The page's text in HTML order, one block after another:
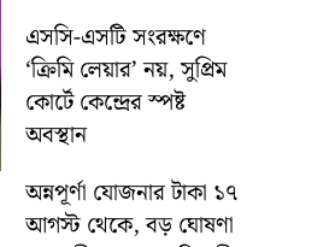
এসসি-এসটি সংরক্ষণে
‘ক্রিমি লেয়ার’ নয়, সুপ্রিম
কোর্টে কেন্দ্রের স্পষ্ট
অবস্থান
অন্নপূর্ণা যোজনার টাকা ১৭
আগস্ট থেকে, বড় ঘোষণা